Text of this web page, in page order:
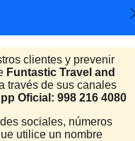
clientes y prevenir
Funtastic Travel and
través de sus canales
Oficial: 998 216 4080
sociales, números
utilice un nombre